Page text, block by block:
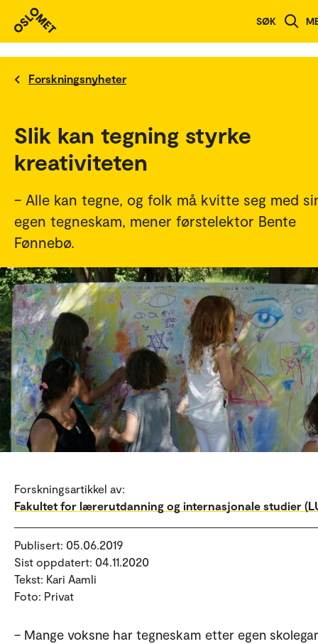
SØK
Forskningsnyheter
Slik kan tegning styrke
kreativiteten
– Alle kan tegne, og folk må kvitte seg med
egen tegneskam, mener førstelektor Bente
Fønnebø.
Forskningsartikkel av:
Fakultet for lærerutdanning og internasjonale studier
Publisert: 05.06.2019
Sist oppdatert: 04.11.2020
Tekst: Kari Aamli
Foto: Privat
– Mange voksne har tegneskam etter egen